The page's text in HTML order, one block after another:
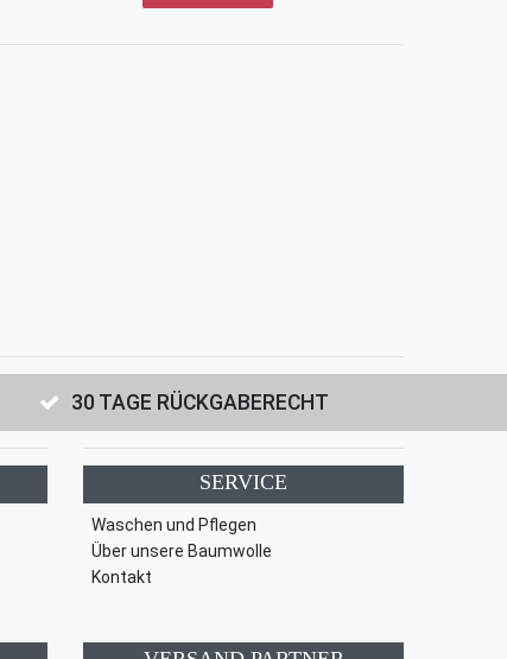
30 TAGE RÜCKGABERECHT
SERVICE
Waschen und Pflegen
Über unsere Baumwolle
Kontakt